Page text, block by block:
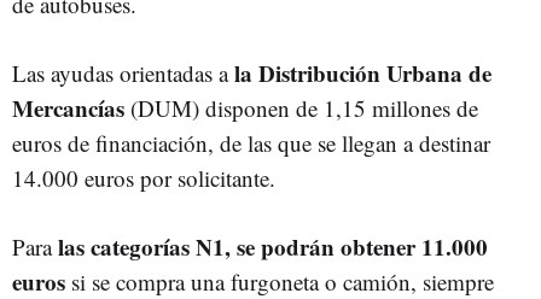
Las ayudas orientadas ala Distribución Urbana de
Mercancías (DUM) disponen de 1,15 millones de
euros de financiación, de las que se llegan a destinar
14.000 euros por solicitante.
Paralas categorías N1, se podrán obtener 11.000
euros si se compra una furgoneta o camión, siempre